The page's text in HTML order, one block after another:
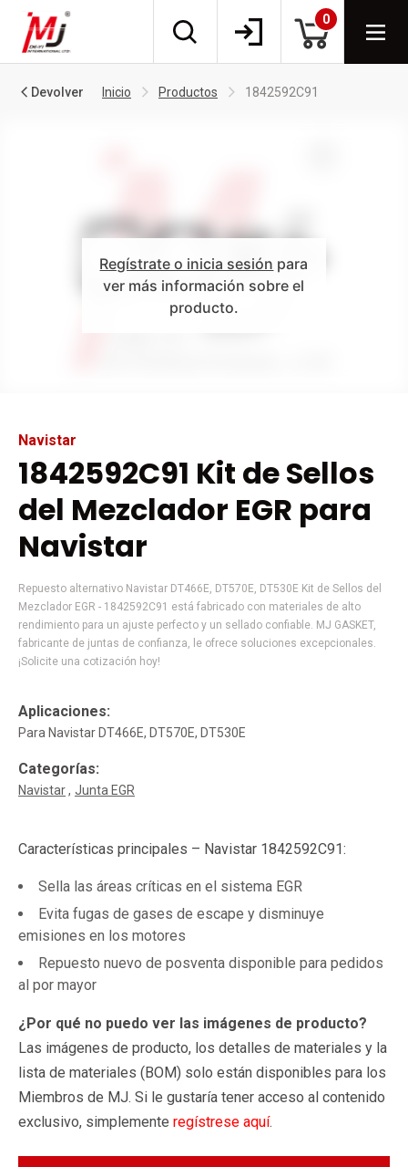
0
Devolver Inicio Productos 1842592C91
Regístrate o inicia sesión para
ver más información sobre el
producto.
Navistar
1842592C91 Kit de Sellos
del Mezclador EGR para
Navistar
Repuesto alternativo Navistar DT466E, DT570E, DT530E Kit de Sellos del
Mezclador EGR - 1842592C91 está fabricado con materiales de alto
rendimiento para un ajuste perfecto y un sellado confiable. MJ GASKET,
fabricante de juntas de confianza, le ofrece soluciones excepcionales.
¡Solicite una cotización hoy!
Aplicaciones:
Para Navistar DT466E, DT570E, DT530E
Categorías:
Navistar Junta EGR
Características principales – Navistar 1842592C91:
Sella las áreas críticas en el sistema EGR
Evita fugas de gases de escape y disminuye
emisiones en los motores
Repuesto nuevo de posventa disponible para pedidos
al por mayor
¿Por qué no puedo ver las imágenes de producto?
Las imágenes de producto, los detalles de materiales y la
lista de materiales (BOM) solo están disponibles para los
Miembros de MJ. Si le gustaría tener acceso al contenido
exclusivo, simplemente regístrese aquí.